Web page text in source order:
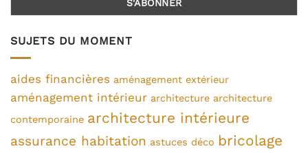
SUJETS DU MOMENT
aides financières aménagement extérieur
aménagement intérieur architecture architecture
contemporaine architecture intérieure
assurance habitation astuces déco bricolage